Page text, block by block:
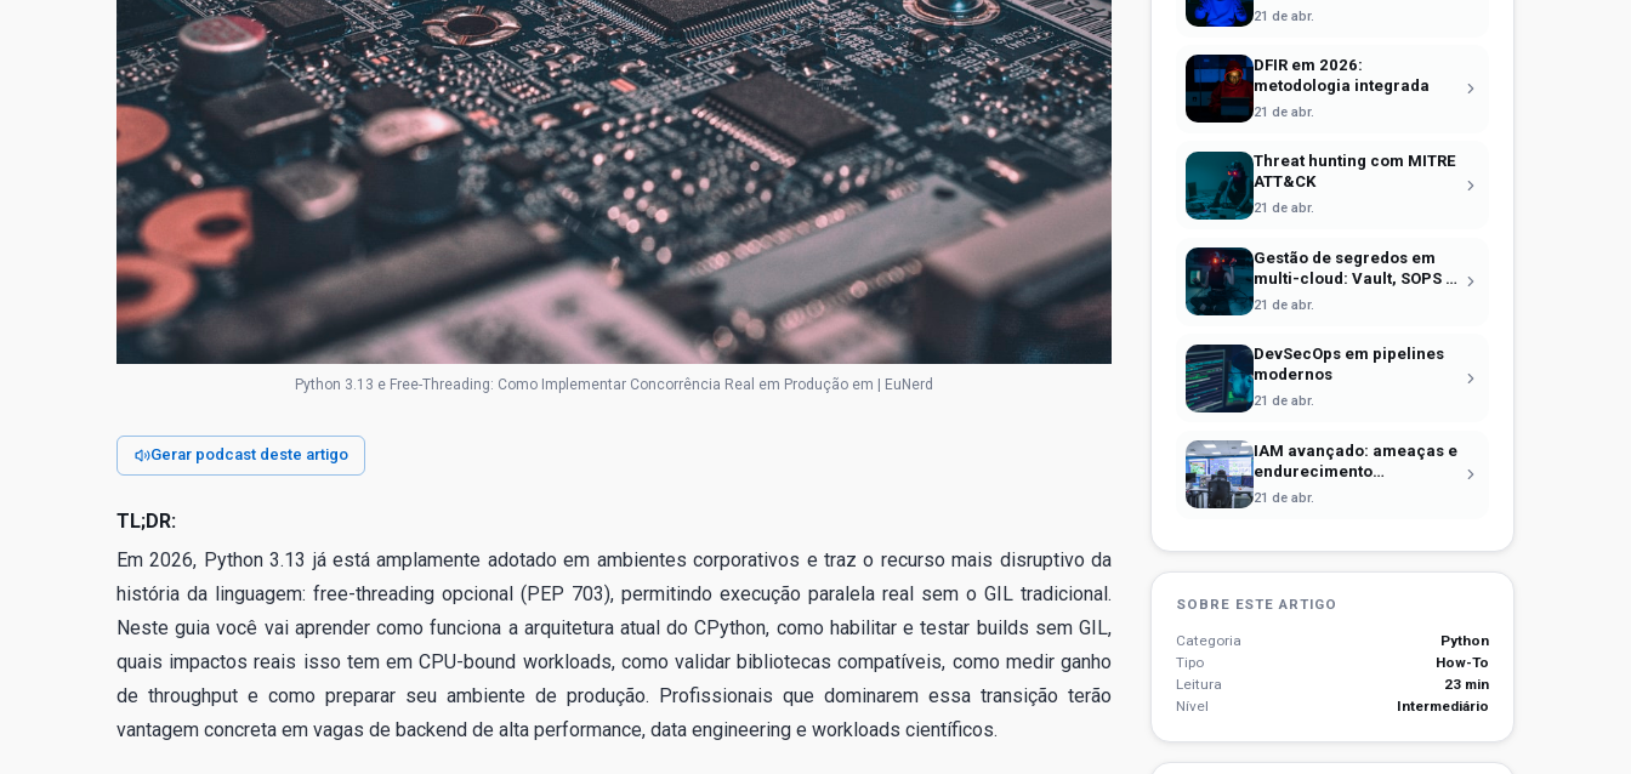
Python 3.13 e Free-Threading: Como Implementar Concorrência Real em Produção em | EuNerd
Gerar podcast deste artigo
TL;DR:
Em 2026, Python 3.13 já está amplamente adotado em ambientes corporativos e traz o recurso mais disruptivo da
história da linguagem: free-threading opcional (PEP 703), permitindo execução paralela real sem o GIL tradicional.
Neste guia você vai aprender como funciona a arquitetura atual do CPython, como habilitar e testar builds sem GIL,
quais impactos reais isso tem em CPU-bound workloads, como validar bibliotecas compatíveis, como medir ganho
de throughput e como preparar seu ambiente de produção. Profissionais que dominarem essa transição terão
vantagem concreta em vagas de backend de alta performance, data engineering e workloads científicos.
21 de abr.
DFIR em 2026:
metodologia integrada
21 de abr.
Threat hunting com MITRE
ATT&CK
21 de abr.
Gestão de segredos em
multi-cloud: Vault, SOPS e
identidade efêmera
21 de abr.
DevSecOps em pipelines
modernos
21 de abr.
IAM avançado: ameaças e
endurecimento
operacional
21 de abr.
SOBRE ESTE ARTIGO
Categoria
Python
Tipo
How-To
Leitura
23 min
Nível
Intermediário